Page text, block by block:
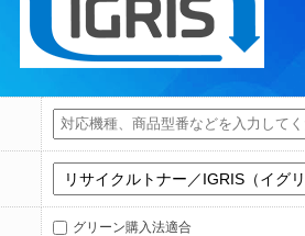
グリーン購入法適合